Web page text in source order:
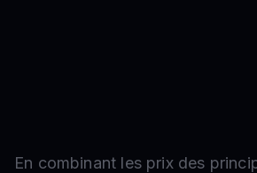
En combinant les prix des